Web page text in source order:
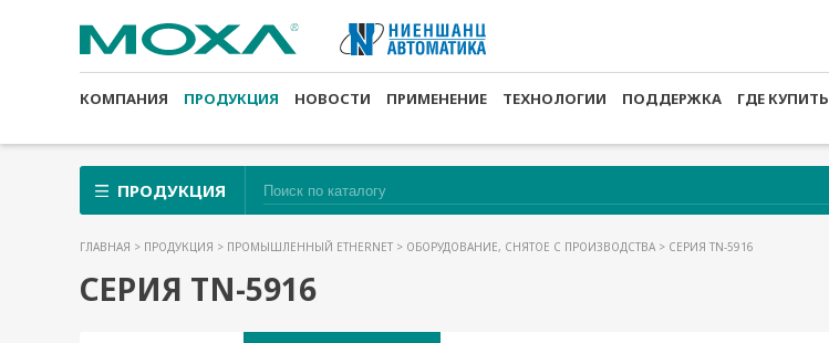
КОМПАНИЯ ПРОДУКЦИЯ НОВОСТИ ПРИМЕНЕНИЕ ТЕХНОЛОГИИ ПОДДЕРЖКА ГДЕ КУПИТЬ
ПРОДУКЦИЯ
ГЛАВНАЯ > ПРОДУКЦИЯ > ПРОМЫШЛЕННЫЙ ETHERNET > ОБОРУДОВАНИЕ, СНЯТОЕ С ПРОИЗВОДСТВА > СЕРИЯ TN-5916
СЕРИЯ TN-5916